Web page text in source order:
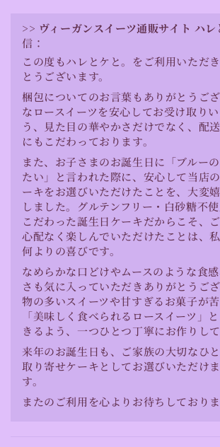
>> ヴィーガンスイーツ通販サイト ハレ
信：
この度もハレとケと。をご利用いただ
とうございます。
梱包についてのお言葉もありがとうご
なロースイーツを安心してお受け取り
う、見た目の華やかさだけでなく、配
にもこだわっております。
また、お子さまのお誕生日に「ブルー
たい」と言われた際に、安心して当店
ーキをお選びいただけたことを、大変
しました。グルテンフリー・白砂糖不
こだわった誕生日ケーキだからこそ、
心配なく楽しんでいただけたことは、
何よりの喜びです。
なめらかな口どけやムースのような食
さも気に入っていただきありがとうご
物の多いスイーツや甘すぎるお菓子が苦
「美味しく食べられるロースイーツ」
きるよう、一つひとつ丁寧にお作りして
来年のお誕生日も、ご家族の大切なひ
取り寄せケーキとしてお選びいただけ
す。
またのご利用を心よりお待ちしておりま